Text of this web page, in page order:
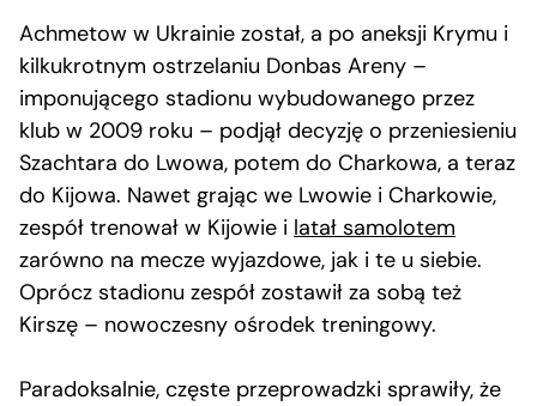
Achmetow w Ukrainie został, a po aneksji Krymu i
kilkukrotnym ostrzelaniu Donbas Areny –
imponującego stadionu wybudowanego przez
klub w 2009 roku – podjął decyzję o przeniesieniu
Szachtara do Lwowa, potem do Charkowa, a teraz
do Kijowa. Nawet grając we Lwowie i Charkowie,
zespół trenował w Kijowie i latał samolotem
zarówno na mecze wyjazdowe, jak i te u siebie.
Oprócz stadionu zespół zostawił za sobą też
Kirszę – nowoczesny ośrodek treningowy.
Paradoksalnie, częste przeprowadzki sprawiły, że